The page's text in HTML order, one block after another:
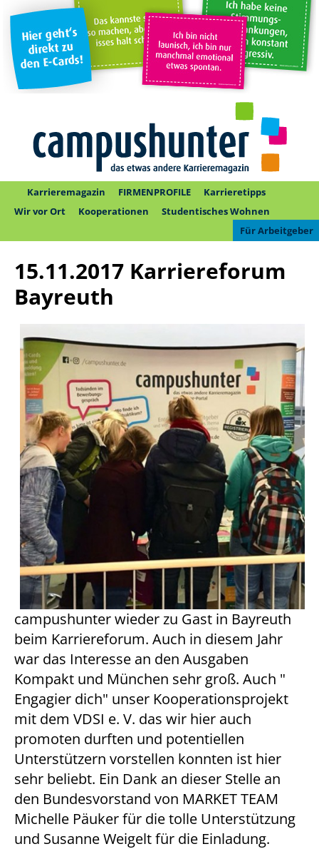
Karrieremagazin FIRMENPROFILE
Karrieretipps
Wir vor Ort
Kooperationen
Studentisches Wohnen
Für Arbeitgeber
15.11.2017 Karriereforum
Bayreuth
campushunter wieder zu Gast in Bayreuth
beim Karriereforum. Auch in diesem Jahr
war das Interesse an den Ausgaben
Kompakt und München sehr groß. Auch "
Engagier dich" unser Kooperationsprojekt
mit dem VDSI e. V. das wir hier auch
promoten durften und potentiellen
Unterstützern vorstellen konnten ist hier
sehr beliebt. Ein Dank an dieser Stelle an
den Bundesvorstand von MARKET TEAM
Michelle Päuker für die tolle Unterstützung
und Susanne Weigelt für die Einladung.